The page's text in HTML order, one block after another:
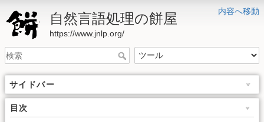
内容へ移動
自然言語処理の餅屋
https://www.jnlp.org/
サイドバー
目次